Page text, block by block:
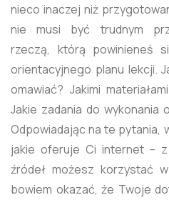
nieco inaczej niż
nie musi być trudnym
rzeczą, którą powinieneś
orientacyjnego planu lekcji.
omawiać? Jakimi
Jakie zadania do wykonania
Odpowiadając na te pytania,
jakie oferuje Ci internet –
źródeł możesz korzystać
bowiem okazać, że Twoje